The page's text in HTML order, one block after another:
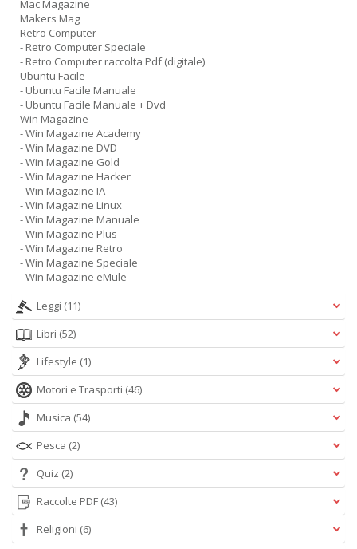
Mac Magazine
Makers Mag
Retro Computer
- Retro Computer Speciale
- Retro Computer raccolta Pdf (digitale)
Ubuntu Facile
- Ubuntu Facile Manuale
- Ubuntu Facile Manuale + Dvd
Win Magazine
- Win Magazine Academy
- Win Magazine DVD
- Win Magazine Gold
- Win Magazine Hacker
- Win Magazine IA
- Win Magazine Linux
- Win Magazine Manuale
- Win Magazine Plus
- Win Magazine Retro
- Win Magazine Speciale
- Win Magazine eMule
Leggi (11)
Libri (52)
Lifestyle (1)
Motori e Trasporti (46)
Musica (54)
Pesca (2)
Quiz (2)
Raccolte PDF (43)
Religioni (6)